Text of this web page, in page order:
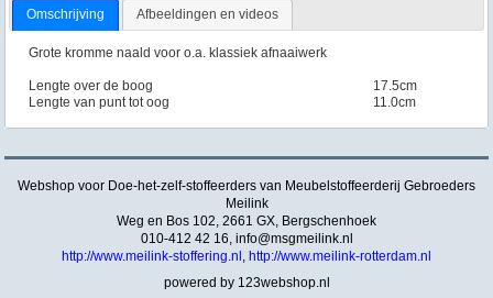
Omschrijving Afbeeldingen en videos
Grote kromme naald voor o.a. klassiek afnaaiwerk
Lengte over de boog
17.5cm
Lengte van punt tot oog
11.0cm
Webshop voor Doe-het-zelf-stoffeerders van Meubelstoffeerderij Gebroeders
Meilink
Weg en Bos 102, 2661 GX, Bergschenhoek
010-412 42 16, info@msgmeilink.nl
http://www.meilink-stoffering.nl http://www.meilink-rotterdam.nl
powered by 123webshop.nl